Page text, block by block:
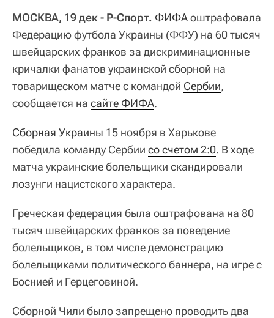
МОСКВА, 19 дек - Р-Спорт. ФИФАоштрафовала
Федерацию футбола Украины (ФФУ) на 60 тысяч
швейцарских франков за дискриминационные
кричалки фанатов украинской сборной на
товарищеском матче с командой Сербии,
сообщается на сайте ФИФА.
Сборная Украины 15 ноября в Харькове
победила команду Сербии со счетом 2:0. В ходе
матча украинские болельщики скандировали
лозунги нацистского характера.
Греческая федерация была оштрафована на 80
тысяч швейцарских франков за поведение
болельщиков, в том числе демонстрацию
болельщиками политического баннера, на игре с
Боснией и Герцеговиной.
Сборной Чили было запрещено проводить два